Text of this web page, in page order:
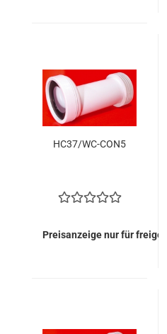
HC37/WC-CON5
Preisanzeige nur für